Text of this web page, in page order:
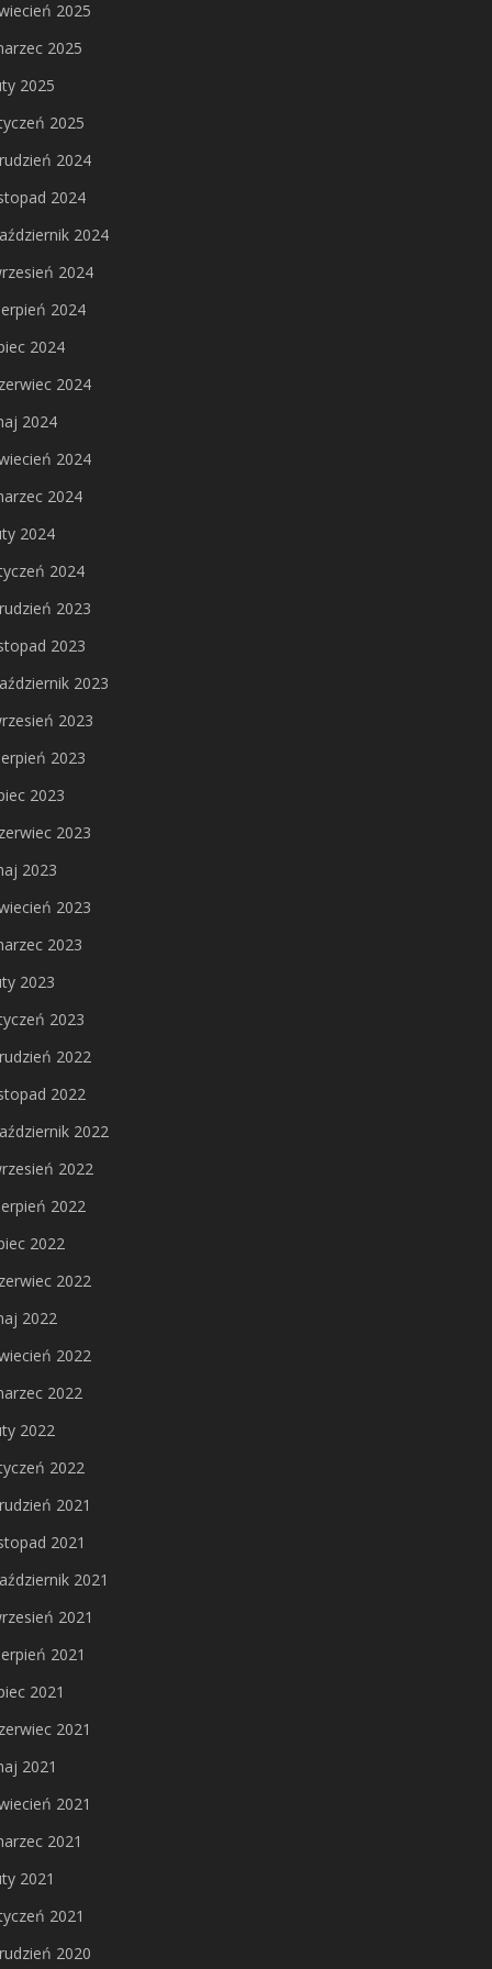
2025
2025
2025
2025
2024
2024
2024
2024
2024
2024
2024
2024
2024
2024
2024
2024
2023
2023
2023
2023
2023
2023
2023
2023
2023
2023
2023
2023
2022
2022
2022
2022
2022
2022
2022
2022
2022
2022
2022
2022
2021
2021
2021
2021
2021
2021
2021
2021
2021
2021
2021
2021
2020